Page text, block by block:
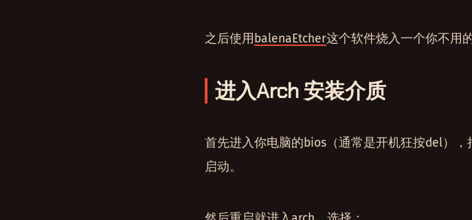
之后使用 balenaEtcher这个软件烧入一个你不用
进入Arch 安装介质
首先进入你电脑的bios（通常是开机狂按del）
启动。